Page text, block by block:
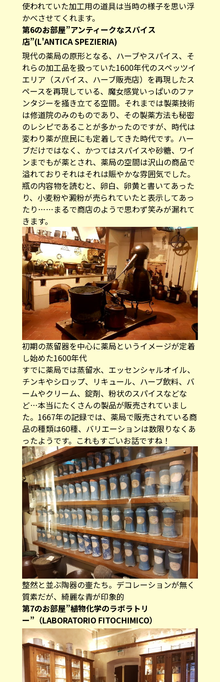
使われていた加工用の道具は当時の様子を思い浮
かべさせてくれます。
第6のお部屋”アンティークなスパイス
店”(L'ANTICA SPEZIERIA)
現代の薬局の原形となる、ハーブやスパイス、そ
れらの加工品を扱っていた1600年代のスペッツイ
エリア（スパイス、ハーブ販売店）を再現したス
ペースを再現している、魔女感覚いっぱいのファ
ンタジーを掻き立てる空間。それまでは製薬技術
は修道院のみのものであり、その製薬方法も秘密
のレシピであることが多かったのですが、時代は
変わり薬が庶民にも定着してきた時代です。ハー
ブだけではなく、かつてはスパイスや砂糖、ワイ
ンまでもが薬とされ、薬局の空間は沢山の商品で
溢れておりそれはそれは賑やかな雰囲気でした。
瓶の内容物を読むと、卵白、卵黄と書いてあった
り、小麦粉や澱粉が売られていたと表示してあっ
たり……まるで商店のようで思わず笑みが漏れて
きます。
初期の蒸留器を中心に薬局というイメージが定着
し始めた1600年代
すでに薬局では蒸留水、エッセンシャルオイル、
チンキやシロップ、リキュール、ハーブ飲料、バ
ームやクリーム、錠剤、粉状のスパイスなどな
ど…本当にたくさんの製品が販売されていまし
た。1667年の記録では、薬局で販売されている商
品の種類は60種、バリエーションは数限りなくあ
ったようです。これもすごいお話ですね！
整然と並ぶ陶器の壷たち。デコレーションが無く
質素だが、綺麗な青が印象的
第7のお部屋”植物化学のラボラトリ
ー”（LABORATORIO FITOCHIMICO）